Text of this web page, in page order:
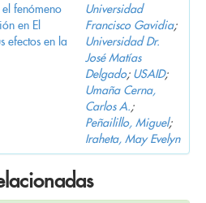
fenómeno
en El
efectos en la
Universidad
Francisco Gavidia;
Universidad Dr.
José Matías
Delgado; USAID;
Umaña Cerna,
Carlos A.;
Peñailillo, Miguel;
Iraheta, May Evelyn